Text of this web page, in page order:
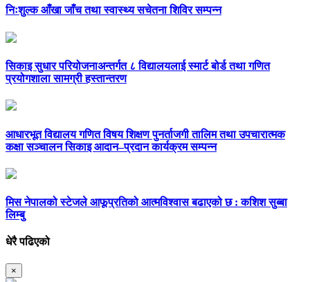
निःशुल्क आँखा जाँच तथा स्वास्थ्य सचेतना शिविर सम्पन्न
सिकाइ सुधार परियोजनाअन्तर्गत ८ विद्यालयलाई स्मार्ट बोर्ड तथा गणित
प्रयोगशाला सामग्री हस्तान्तरण
आधारभूत विद्यालय गणित विषय शिक्षण पुनर्ताजगी तालिम तथा उपचारात्मक
कक्षा सञ्चालन सिकाइ आदान–प्रदान कार्यक्रम सम्पन्न
मिस नेपालको स्टेजले आफूप्रतिको आत्मविश्वास बढाएको छ : कशिश सुब्बा
लिम्बु
धेरै पढिएको
×